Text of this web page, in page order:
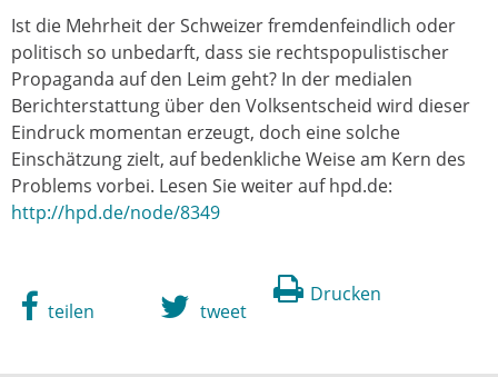
Ist die Mehrheit der Schweizer fremdenfeindlich oder
politisch so unbedarft, dass sie rechtspopulistischer
Propaganda auf den Leim geht? In der medialen
Berichterstattung über den Volksentscheid wird dieser
Eindruck momentan erzeugt, doch eine solche
Einschätzung zielt, auf bedenkliche Weise am Kern des
Problems vorbei. Lesen Sie weiter auf hpd.de:
http://hpd.de/node/8349
Drucken
teilen tweet